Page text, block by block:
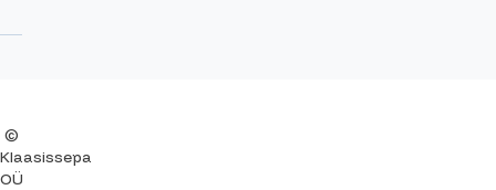
©
Klaasissepa
OÜ